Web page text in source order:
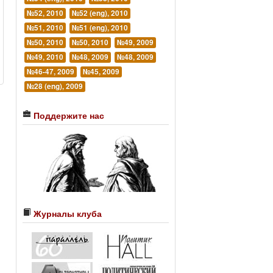
№52, 2010
№52 (eng), 2010
№51, 2010
№51 (eng), 2010
№50, 2010
№50, 2010
№49, 2009
№49, 2010
№48, 2009
№48, 2009
№46-47, 2009
№45, 2009
№28 (eng), 2009
Поддержите нас
Журналы клуба